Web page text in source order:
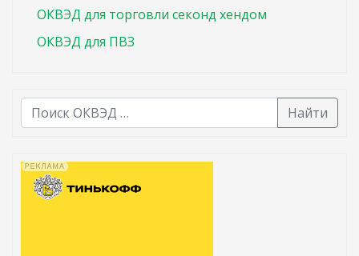
ОКВЭД для торговли секонд хендом
ОКВЭД для ПВЗ
Найти
В списке найденных результатов используйте